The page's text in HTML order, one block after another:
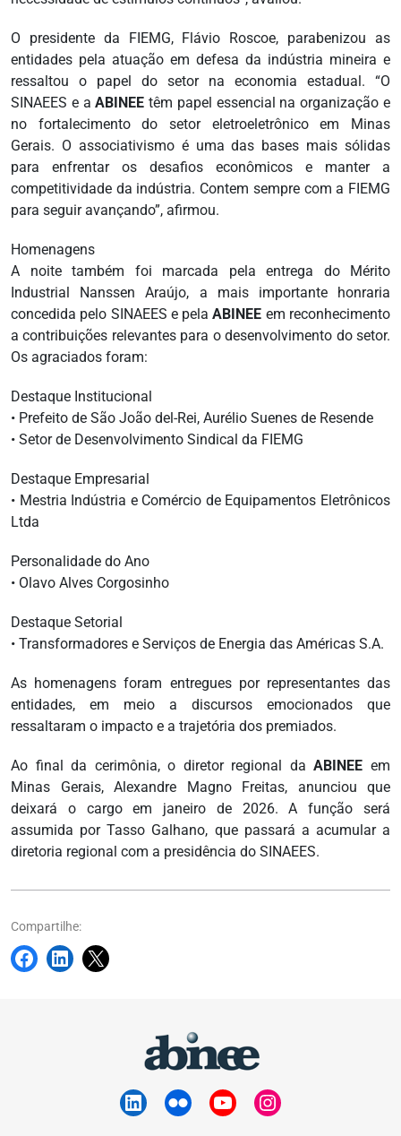
O presidente da FIEMG, Flávio Roscoe, parabenizou as
entidades pela atuação em defesa da indústria mineira e
ressaltou o papel do setor na economia estadual. “O
SINAEES e aABINEE têm papel essencial na organização e
no fortalecimento do setor eletroeletrônico em Minas
Gerais. O associativismo é uma das bases mais sólidas
para enfrentar os desafios econômicos e manter a
competitividade da indústria. Contem sempre com a FIEMG
para seguir avançando”, afirmou.
Homenagens
A noite também foi marcada pela entrega do Mérito
Industrial Nanssen Araújo, a mais importante honraria
concedida pelo SINAEES e pelaABINEE em reconhecimento
a contribuições relevantes para o desenvolvimento do setor.
Os agraciados foram:
Destaque Institucional
• Prefeito de São João del-Rei, Aurélio Suenes de Resende
• Setor de Desenvolvimento Sindical da FIEMG
Destaque Empresarial
• Mestria Indústria e Comércio de Equipamentos Eletrônicos
Ltda
Personalidade do Ano
• Olavo Alves Corgosinho
Destaque Setorial
• Transformadores e Serviços de Energia das Américas S.A.
As homenagens foram entregues por representantes das
entidades, em meio a discursos emocionados que
ressaltaram o impacto e a trajetória dos premiados.
Ao final da cerimônia, o diretor regional da ABINEE em
Minas Gerais, Alexandre Magno Freitas, anunciou que
deixará o cargo em janeiro de 2026. A função será
assumida por Tasso Galhano, que passará a acumular a
diretoria regional com a presidência do SINAEES.
Compartilhe: